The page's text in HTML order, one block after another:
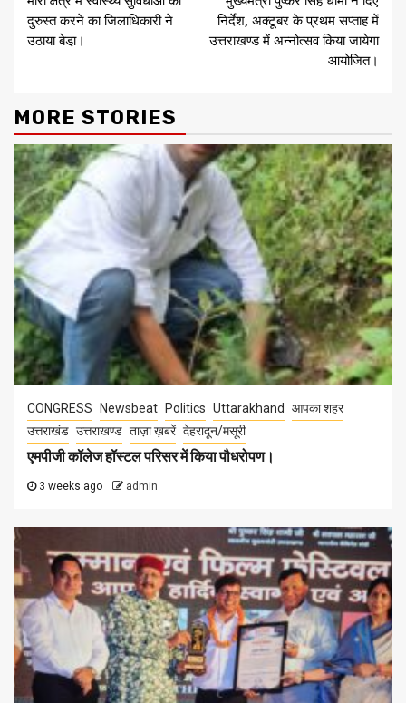
Reading
दुरुस्त करने का जिलाधिकारी ने
उठाया बेडा़।
निर्देश, अक्टूबर के प्रथम सप्ताह में
उत्तराखण्ड में अन्नोत्सव किया जायेगा
आयोजित।
MORE STORIES
CONGRESS Newsbeat Politics Uttarakhand
आपका शहर
उत्तराखंड उत्तराखण्ड ताज़ा ख़बरें देहरादून/मसूरी
एमपीजी कॉलेज हॉस्टल परिसर में किया पौधरोपण।
3 weeks ago admin